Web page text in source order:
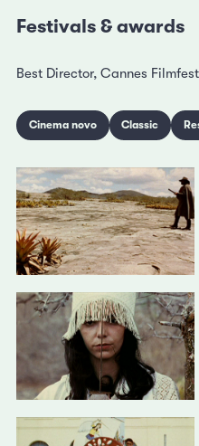
Festivals & awards
Best Director, Cannes
Cinema novo Classic